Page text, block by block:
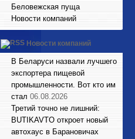
Беловежская пуща
Новости компаний
Новости компаний
В Беларуси назвали лучшего
экспортера пищевой
промышленности. Вот кто им
стал 06.08.2026
Третий точно не лишний:
BUTIKAVTO откроет новый
автохаус в Барановичах